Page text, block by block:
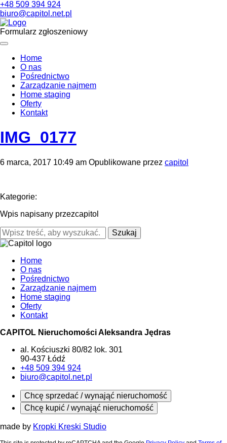
+48 509 394 924
biuro@capitol.net.pl
Formularz zgłoszeniowy
Home
O nas
Pośrednictwo
Zarządzanie najmem
Home staging
Oferty
Kontakt
IMG_0177
6 marca, 2017 10:49 am Opublikowane przez capitol
Kategorie:
Wpis napisany przezcapitol
Szukaj
Home
O nas
Pośrednictwo
Zarządzanie najmem
Home staging
Oferty
Kontakt
CAPITOL Nieruchomości Aleksandra Jędras
al. Kościuszki 80/82 lok. 301
90-437 Łódź
+48 509 394 924
biuro@capitol.net.pl
Chcę sprzedać / wynająć nieruchomość
Chcę kupić / wynająć nieruchomość
made by Kropki Kreski Studio